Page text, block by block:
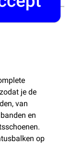
je de
van
en
op